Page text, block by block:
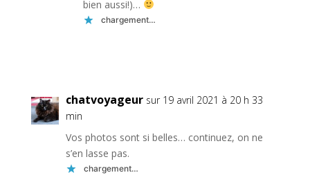
bien aussi!)…
chargement…
chatvoyageur sur 19 avril 2021 à 20 h 33
min
Vos photos sont si belles… continuez, on ne
s’en lasse pas.
chargement…